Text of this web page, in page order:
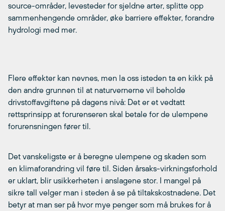
source-områder, levesteder for sjeldne arter, splitte opp
sammenhengende områder, øke barriere effekter, forandre
hydrologi med mer.
Flere effekter kan nevnes, men la oss isteden ta en kikk på
den andre grunnen til at naturvernerne vil beholde
drivstoffavgiftene på dagens nivå: Det er et vedtatt
rettsprinsipp at forurenseren skal betale for de ulempene
forurensningen fører til.
Det vanskeligste er å beregne ulempene og skaden som
en klimaforandring vil føre til. Siden årsaks-virkningsforhold
er uklart, blir usikkerheten i anslagene stor. I mangel på
sikre tall velger man i steden å se på tiltakskostnadene. Det
betyr at man ser på hvor mye penger som må brukes for å